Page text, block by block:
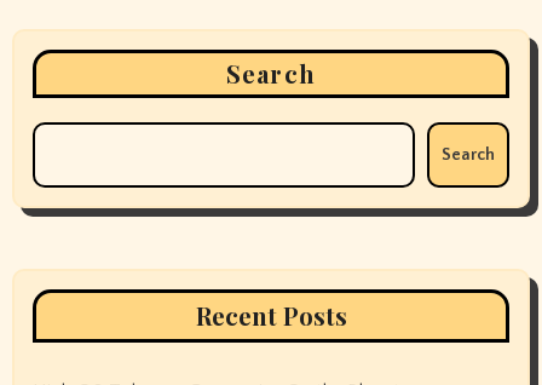
Search
Search
Recent Posts